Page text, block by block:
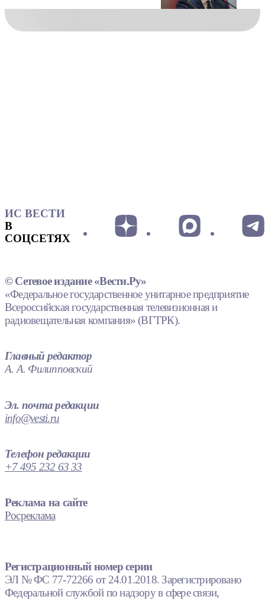
ИС ВЕСТИ
В
СОЦСЕТЯХ
© Сетевое издание «Вести.Ру»
«Федеральное государственное унитарное предприятие
Всероссийская государственная телевизионная и
радиовещательная компания» (ВГТРК).
Главный редактор
А. А. Филипповский
Эл. почта редакции
info@vesti.ru
Телефон редакции
+7 495 232 63 33
Реклама на сайте
Росреклама
Регистрационный номер серии
ЭЛ № ФС 77-72266 от 24.01.2018. Зарегистрировано
Федеральной службой по надзору в сфере связи,